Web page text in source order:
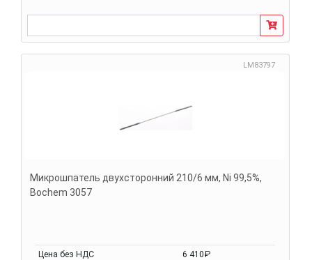
LM83797
Микрошпатель двухсторонний 210/6 мм, Ni 99,5%,
Bochem 3057
Цена без НДС
6 410₽